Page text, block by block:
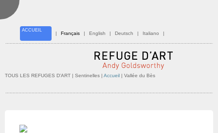
ACCUEIL
| Français | English | Deutsch | Italiano |
TOUS LES REFUGES D'ART | Sentinelles | Accueil | Vallée du Bès